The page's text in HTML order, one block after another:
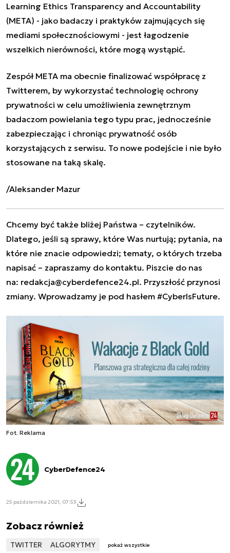
Learning Ethics Transparency and Accountability
(META) - jako badaczy i praktyków zajmujących się
mediami społecznościowymi - jest łagodzenie
wszelkich nierówności, które mogą wystąpić.
Zespół META ma obecnie finalizować współpracę z
Twitterem, by wykorzystać technologię ochrony
prywatności w celu umożliwienia zewnętrznym
badaczom powielania tego typu prac, jednocześnie
zabezpieczając i chroniąc prywatność osób
korzystających z serwisu. To nowe podejście i nie było
stosowane na taką skalę.
/Aleksander Mazur
Chcemy być także bliżej Państwa – czytelników.
Dlatego, jeśli są sprawy, które Was nurtują; pytania, na
które nie znacie odpowiedzi; tematy, o których trzeba
napisać – zapraszamy do kontaktu. Piszcie do nas
na: redakcja@cyberdefence24.pl. Przyszłość przynosi
zmiany. Wprowadzamy je pod hasłem #CyberIsFuture.
Fot. Reklama
CyberDefence24
25 października 2021, 07:53
Zobacz również
TWITTER ALGORYTMY pokaż wszystkie